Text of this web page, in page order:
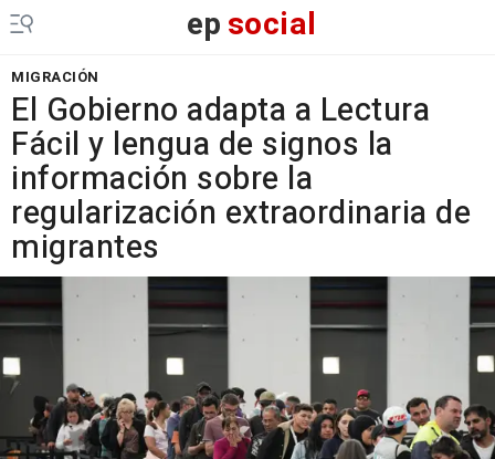
epsocial
MIGRACIÓN
El Gobierno adapta a Lectura
Fácil y lengua de signos la
información sobre la
regularización extraordinaria de
migrantes